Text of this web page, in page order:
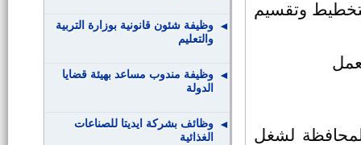
وتقسيم
لشغل
وظيفة شئون قانونية بوزارة التربية
والتعليم
وظيفة مندوب مساعد بهيئة قضايا
الدولة
وظائف بشركة ايديتا للصناعات
الغذائية